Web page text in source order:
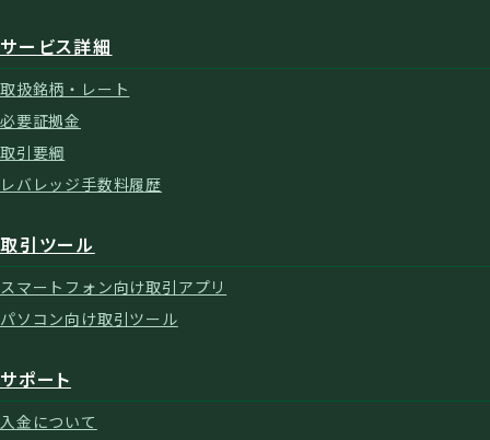
サービス詳細
取扱銘柄・レート
必要証拠金
取引要綱
レバレッジ手数料履歴
取引ツール
スマートフォン向け取引アプリ
パソコン向け取引ツール
サポート
入金について